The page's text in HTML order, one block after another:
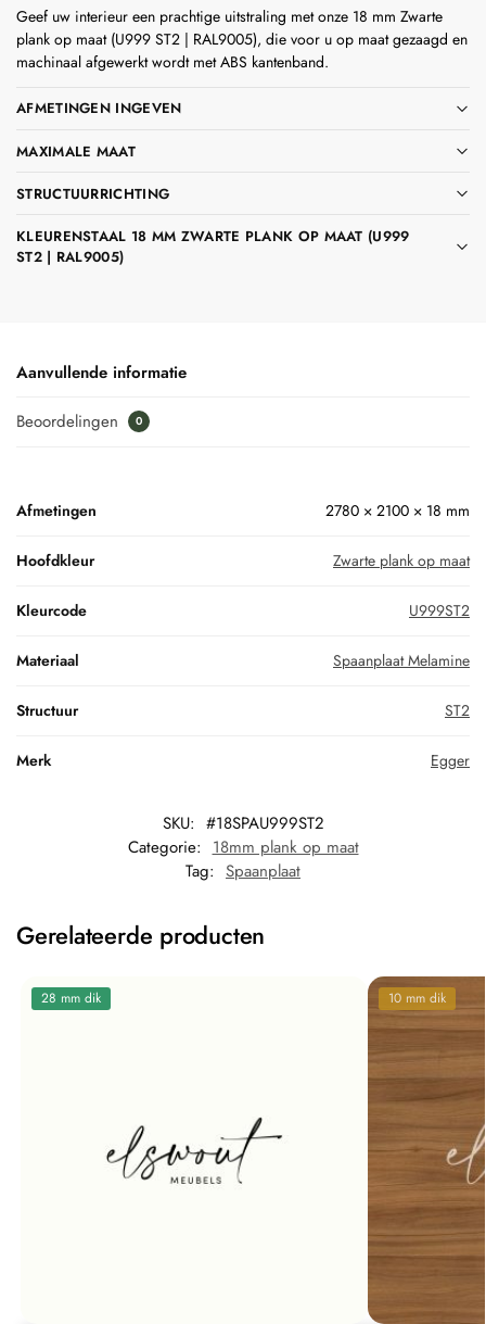
Geef uw interieur een prachtige uitstraling met onze 18 mm Zwarte
plank op maat (U999 ST2 | RAL9005), die voor u op maat gezaagd en
machinaal afgewerkt wordt met ABS kantenband.
AFMETINGEN INGEVEN
MAXIMALE MAAT
STRUCTUURRICHTING
KLEURENSTAAL 18 MM ZWARTE PLANK OP MAAT (U999
ST2 | RAL9005)
Aanvullende informatie
Beoordelingen 0
Afmetingen 2780 × 2100 × 18 mm
Hoofdkleur Zwarte plank op maat
Kleurcode U999ST2
Materiaal Spaanplaat Melamine
Structuur ST2
Merk Egger
SKU: #18SPAU999ST2
Categorie: 18mm plank op maat
Tag: Spaanplaat
Gerelateerde producten
28 mm dik 10 mm dik